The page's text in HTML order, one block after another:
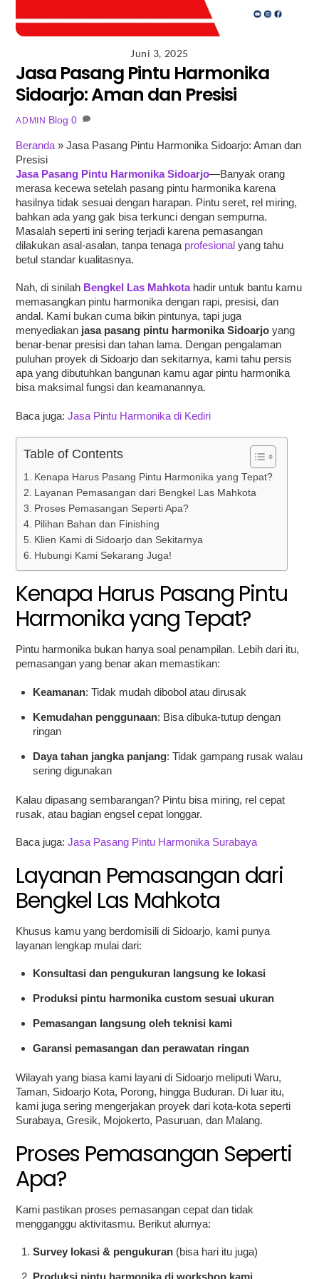
Juni 3, 2025
Jasa Pasang Pintu Harmonika
Sidoarjo: Aman dan Presisi
ADMIN Blog 0
Beranda »Jasa Pasang Pintu Harmonika Sidoarjo: Aman dan
Presisi
Jasa Pasang Pintu Harmonika Sidoarjo—Banyak orang
merasa kecewa setelah pasang pintu harmonika karena
hasilnya tidak sesuai dengan harapan. Pintu seret, rel miring,
bahkan ada yang gak bisa terkunci dengan sempurna.
Masalah seperti ini sering terjadi karena pemasangan
dilakukan asal-asalan, tanpa tenaga profesional yang tahu
betul standar kualitasnya.
Nah, di sinilah Bengkel Las Mahkotahadir untuk bantu kamu
memasangkan pintu harmonika dengan rapi, presisi, dan
andal. Kami bukan cuma bikin pintunya, tapi juga
menyediakan jasa pasang pintu harmonika Sidoarjo yang
benar-benar presisi dan tahan lama. Dengan pengalaman
puluhan proyek di Sidoarjo dan sekitarnya, kami tahu persis
apa yang dibutuhkan bangunan kamu agar pintu harmonika
bisa maksimal fungsi dan keamanannya.
Baca juga:Jasa Pintu Harmonika di Kediri
Table of Contents
Kenapa Harus Pasang Pintu Harmonika yang Tepat?
Layanan Pemasangan dari Bengkel Las Mahkota
Proses Pemasangan Seperti Apa?
Pilihan Bahan dan Finishing
Klien Kami di Sidoarjo dan Sekitarnya
Hubungi Kami Sekarang Juga!
Kenapa Harus Pasang Pintu
Harmonika yang Tepat?
Pintu harmonika bukan hanya soal penampilan. Lebih dari itu,
pemasangan yang benar akan memastikan:
Keamanan: Tidak mudah dibobol atau dirusak
Kemudahan penggunaan: Bisa dibuka-tutup dengan
ringan
Daya tahan jangka panjang: Tidak gampang rusak walau
sering digunakan
Kalau dipasang sembarangan? Pintu bisa miring, rel cepat
rusak, atau bagian engsel cepat longgar.
Baca juga:Jasa Pasang Pintu Harmonika Surabaya
Layanan Pemasangan dari
Bengkel Las Mahkota
Khusus kamu yang berdomisili di Sidoarjo, kami punya
layanan lengkap mulai dari:
Konsultasi dan pengukuran langsung ke lokasi
Produksi pintu harmonika custom sesuai ukuran
Pemasangan langsung oleh teknisi kami
Garansi pemasangan dan perawatan ringan
Wilayah yang biasa kami layani di Sidoarjo meliputi Waru,
Taman, Sidoarjo Kota, Porong, hingga Buduran. Di luar itu,
kami juga sering mengerjakan proyek dari kota-kota seperti
Surabaya, Gresik, Mojokerto, Pasuruan, dan Malang.
Proses Pemasangan Seperti
Apa?
Kami pastikan proses pemasangan cepat dan tidak
mengganggu aktivitasmu. Berikut alurnya:
Survey lokasi & pengukuran (bisa hari itu juga)
Produksi pintu harmonika di workshop kami